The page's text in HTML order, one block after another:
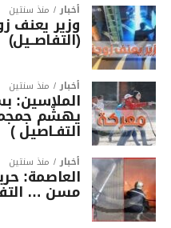
أخبار منذ سنتين
وزير يعنف
(التفاصــيل)
أخبار منذ سنتين
الملاسين:
يهشّم
التفـاصيل )
أخبار منذ سنتين
العاصمة:
مسن …